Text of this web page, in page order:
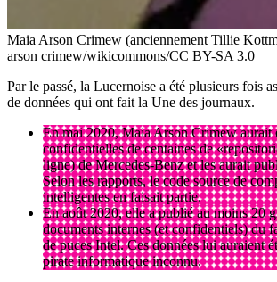
Maia Arson Crimew (anciennement Tillie
arson crimew/wikicommons/CC BY-SA 3.0
Par le passé, la Lucernoise a été plusieurs fois
de données qui ont fait la Une des journaux.
En mai 2020, Maia Arson Crimew aurait
confidentielles de centaines de
ligne) de Mercedes-Benz et les aurait
Selon les rapports, le code source de
intelligentes en faisait partie.
En août 2020, elle a publié au moins 20
documents internes (et confidentiels) du
de puces Intel. Ces données lui auraient
pirate informatique inconnu.